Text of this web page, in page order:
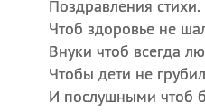
Поздравления стихи.
Чтоб здоровье не
Внуки чтоб всегда
Чтобы дети не
И послушными чтоб